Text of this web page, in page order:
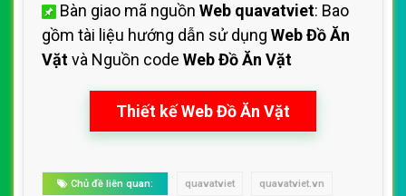
Bàn giao mã nguồn Web quavatviet: Bao
gồm tài liệu hướng dẫn sử dụng Web Đồ Ăn
Vặtvà Nguồn code Web Đồ Ăn Vặt
Thiết kế Web Đồ Ăn Vặt
Chủ đề liên quan: quavatviet quavatviet.vn